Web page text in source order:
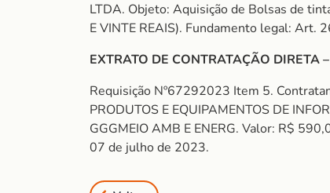
LTDA. Objeto: Aquisição de Bolsas de
E VINTE REAIS). Fundamento legal: Art.
EXTRATO DE CONTRATAÇÃO
Requisição Nº67292023 Item 5.
PRODUTOS E EQUIPAMENTOS DE
GGGMEIO AMB E ENERG. Valor: R$
07 de julho de 2023.